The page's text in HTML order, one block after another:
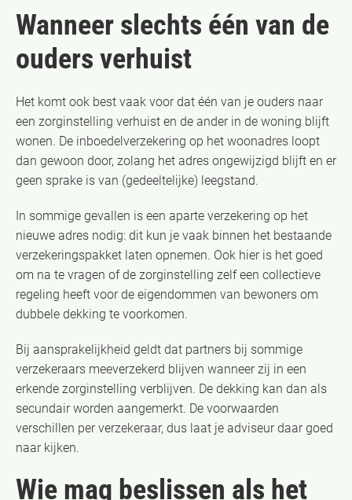
Wanneer slechts één van de
ouders verhuist
Het komt ook best vaak voor dat één van je ouders naar
een zorginstelling verhuist en de ander in de woning blijft
wonen. De inboedelverzekering op het woonadres loopt
dan gewoon door, zolang het adres ongewijzigd blijft en er
geen sprake is van (gedeeltelijke) leegstand.
In sommige gevallen is een aparte verzekering op het
nieuwe adres nodig: dit kun je vaak binnen het bestaande
verzekeringspakket laten opnemen. Ook hier is het goed
om na te vragen of de zorginstelling zelf een collectieve
regeling heeft voor de eigendommen van bewoners om
dubbele dekking te voorkomen.
Bij aansprakelijkheid geldt dat partners bij sommige
verzekeraars meeverzekerd blijven wanneer zij in een
erkende zorginstelling verblijven. De dekking kan dan als
secundair worden aangemerkt. De voorwaarden
verschillen per verzekeraar, dus laat je adviseur daar goed
naar kijken.
Wie mag beslissen als het